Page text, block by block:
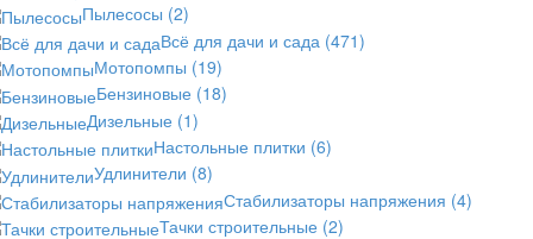
Пылесосы (2)
Всё для дачи и сада (471)
Мотопомпы (19)
Бензиновые (18)
Дизельные (1)
Настольные плитки (6)
Удлинители (8)
Стабилизаторы напряжения (4)
Тачки строительные (2)